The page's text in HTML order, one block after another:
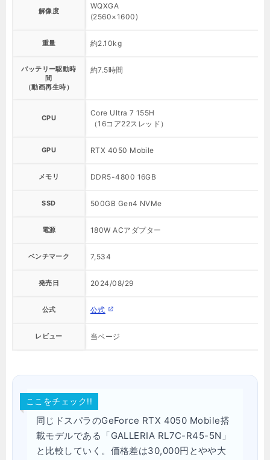
解像度
WQXGA
(2560×1600)
重量 約2.10kg
バッテリー駆動時
間
（動画再生時）
約7.5時間
CPU
Core Ultra 7 155H
（16コア22スレッド）
GPU RTX 4050 Mobile
メモリ DDR5-4800 16GB
SSD 500GB Gen4 NVMe
電源 180W ACアダプター
ベンチマーク 7,534
発売日 2024/08/29
公式 公式
レビュー 当ページ
ここをチェック!!
同じドスパラのGeForce RTX 4050 Mobile搭
載モデルである「GALLERIA RL7C-R45-5N」
と比較していく。価格差は30,000円とやや大